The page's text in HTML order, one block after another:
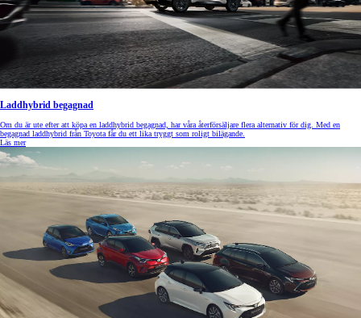
Laddhybrid begagnad
Om du är ute efter att köpa en laddhybrid begagnad, har våra återförsäljare flera alternativ för dig. Med en
begagnad laddhybrid från Toyota får du ett lika tryggt som roligt bilägande.
Läs mer